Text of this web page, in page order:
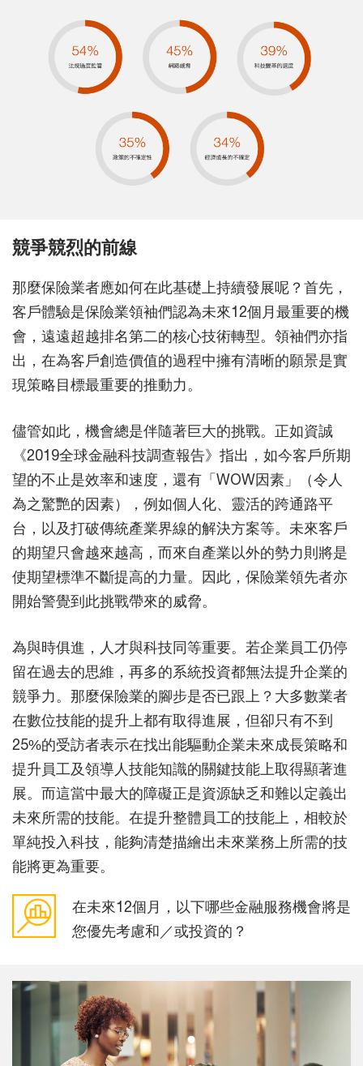
競爭競烈的前線
那麼保險業者應如何在此基礎上持續發展呢？首先，
客戶體驗是保險業領袖們認為未來12個月最重要的機
會，遠遠超越排名第二的核心技術轉型。領袖們亦指
出，在為客戶創造價值的過程中擁有清晰的願景是實
現策略目標最重要的推動力。
儘管如此，機會總是伴隨著巨大的挑戰。正如資誠
《2019全球金融科技調查報告》指出，如今客戶所期
望的不止是效率和速度，還有「WOW因素」（令人
為之驚艷的因素），例如個人化、靈活的跨通路平
台，以及打破傳統產業界線的解決方案等。未來客戶
的期望只會越來越高，而來自產業以外的勢力則將是
使期望標準不斷提高的力量。因此，保險業領先者亦
開始警覺到此挑戰帶來的威脅。
為與時俱進，人才與科技同等重要。若企業員工仍停
留在過去的思維，再多的系統投資都無法提升企業的
競爭力。那麼保險業的腳步是否已跟上？大多數業者
在數位技能的提升上都有取得進展，但卻只有不到
25%的受訪者表示在找出能驅動企業未來成長策略和
提升員工及領導人技能知識的關鍵技能上取得顯著進
展。而這當中最大的障礙正是資源缺乏和難以定義出
未來所需的技能。在提升整體員工的技能上，相較於
單純投入科技，能夠清楚描繪出未來業務上所需的技
能將更為重要。
在未來12個月，以下哪些金融服務機會將是
您優先考慮和／或投資的？